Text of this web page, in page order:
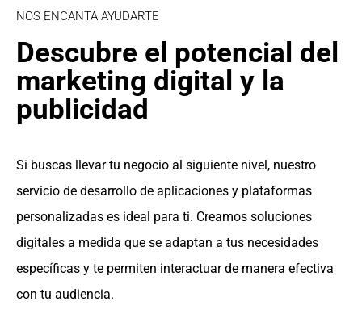
NOS ENCANTA AYUDARTE
Descubre el potencial del
marketing digital y la
publicidad
Si buscas llevar tu negocio al siguiente nivel, nuestro
servicio de desarrollo de aplicaciones y plataformas
personalizadas es ideal para ti. Creamos soluciones
digitales a medida que se adaptan a tus necesidades
específicas y te permiten interactuar de manera efectiva
con tu audiencia.